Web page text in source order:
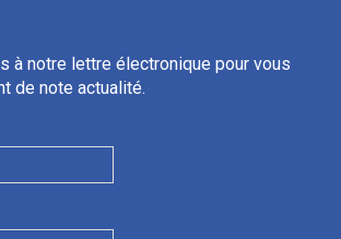
à notre lettre électronique pour vous
de note actualité.